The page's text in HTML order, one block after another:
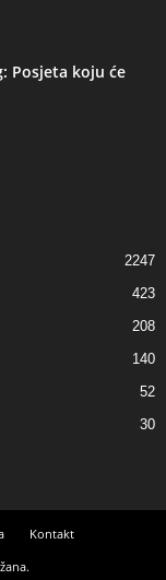
Posjeta koju će
2247
423
208
140
52
30
Kontakt